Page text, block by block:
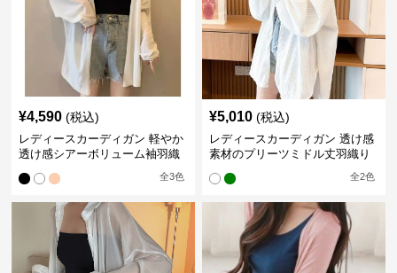
¥4,590 (税込)
レディースカーディガン 軽やか
透け感シアーボリューム袖羽織
全3色
¥5,010 (税込)
レディースカーディガン 透け感
素材のプリーツミドル丈羽織り
全2色